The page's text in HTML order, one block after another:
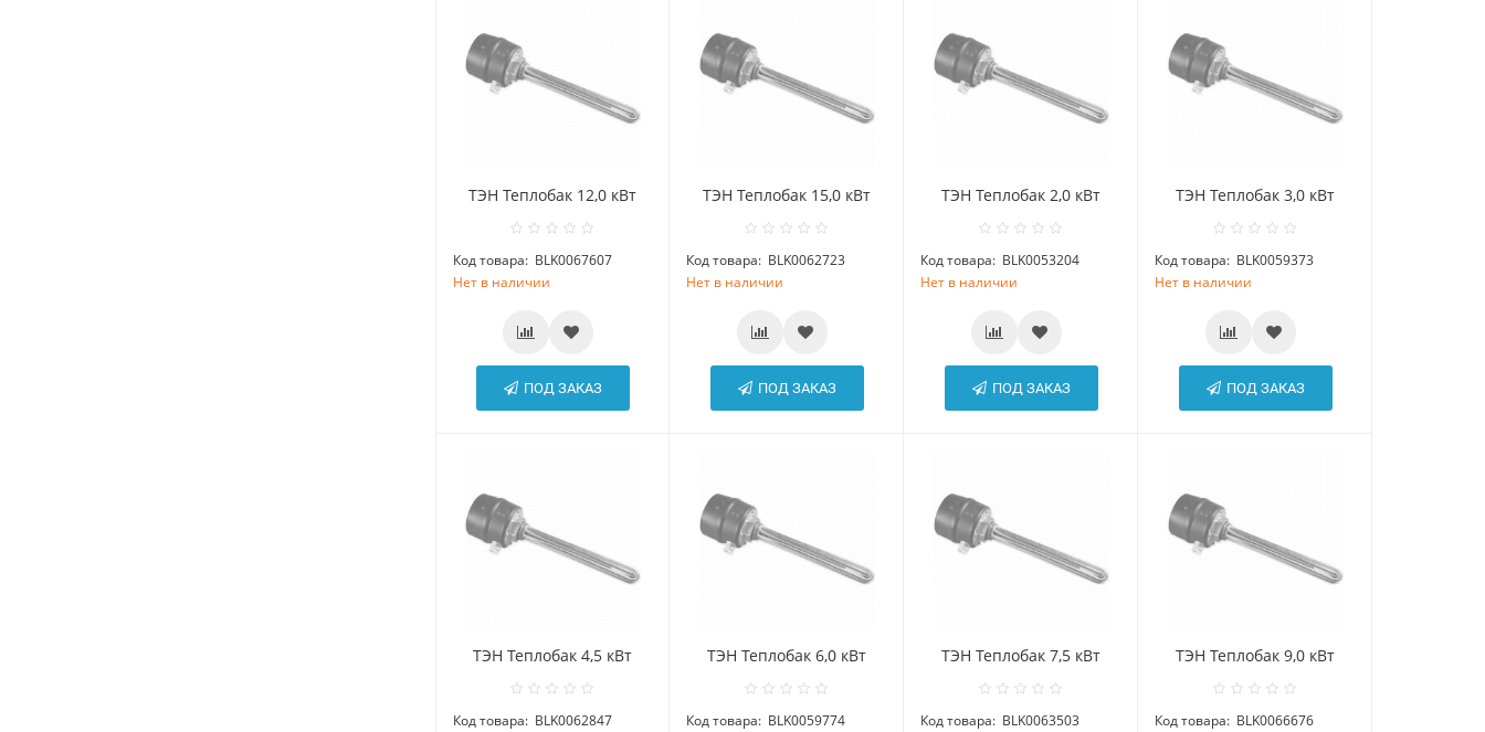
ТЭН Теплобак 12,0 кВт
Код товара: BLK0067607
Нет в наличии
ПОД ЗАКАЗ
ТЭН Теплобак 15,0 кВт
Код товара: BLK0062723
Нет в наличии
ПОД ЗАКАЗ
ТЭН Теплобак 2,0 кВт
Код товара: BLK0053204
Нет в наличии
ПОД ЗАКАЗ
ТЭН Теплобак 3,0 кВт
Код товара: BLK0059373
Нет в наличии
ПОД ЗАКАЗ
ТЭН Теплобак 4,5 кВт
Код товара: BLK0062847
ТЭН Теплобак 6,0 кВт
Код товара: BLK0059774
ТЭН Теплобак 7,5 кВт
Код товара: BLK0063503
ТЭН Теплобак 9,0 кВт
Код товара: BLK0066676